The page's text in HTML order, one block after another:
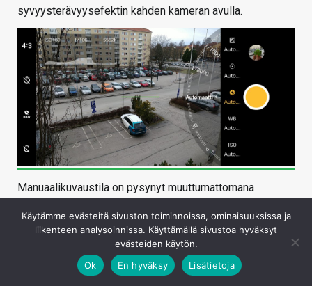
syvyysterävyysefektin kahden kameran avulla.
Manuaalikuvaustila on pysynyt muuttumattomana
kuvaustilaksi. Toteutus on monipuolinen ja selkeä.
Tarjolla on herkkyyden (ISO 100–3200), valkotasapainon,
suljinajan (1/8000 – 30 s), tarkennuksen ja valotuksen
kompensoinnin (+2…-2) manuaalisäätimet. Lisäksi
Käytämme evästeitä sivuston toiminnoissa, ominaisuuksissa ja
liikenteen analysoinnissa. Käyttämällä sivustoa hyväksyt
evästeiden käytön.
Ok
En hyväksy Lisätietoja